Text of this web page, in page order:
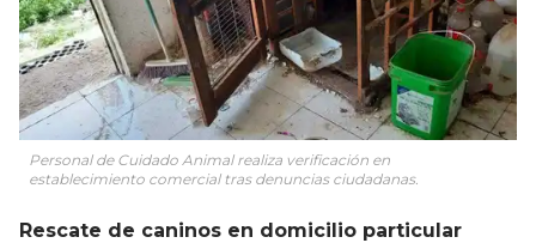
Personal de Cuidado Animal realiza verificación en
establecimiento comercial tras denuncias ciudadanas.
Rescate de caninos en domicilio particular